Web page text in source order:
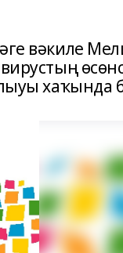
вәкиле
хаҡында